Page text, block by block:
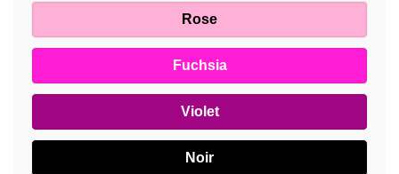
Rose
Fuchsia
Violet
Noir